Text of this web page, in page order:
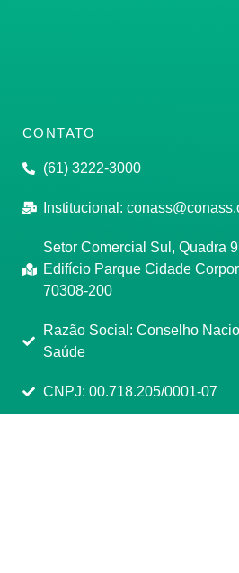
CONTATO
(61) 3222-3000
Institucional:
Setor Comercial Sul, Quadra
Edifício Parque Cidade
70308-200
Razão Social: Conselho
Saúde
CNPJ: 00.718.205/0001-07